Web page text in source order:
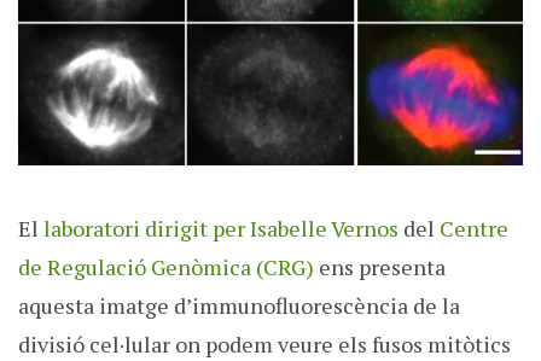
El laboratori dirigit per Isabelle Vernos del Centre
de Regulació Genòmica (CRG) ens presenta
aquesta imatge d’immunofluorescència de la
divisió cel·lular on podem veure els fusos mitòtics